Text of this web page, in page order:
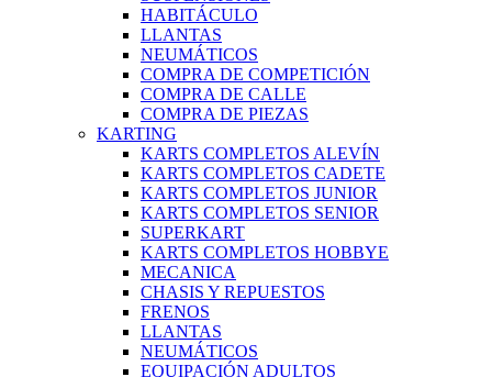
HABITÁCULO
LLANTAS
NEUMÁTICOS
COMPRA DE COMPETICIÓN
COMPRA DE CALLE
COMPRA DE PIEZAS
KARTING
KARTS COMPLETOS ALEVÍN
KARTS COMPLETOS CADETE
KARTS COMPLETOS JUNIOR
KARTS COMPLETOS SENIOR
SUPERKART
KARTS COMPLETOS HOBBYE
MECANICA
CHASIS Y REPUESTOS
FRENOS
LLANTAS
NEUMÁTICOS
EQUIPACIÓN ADULTOS